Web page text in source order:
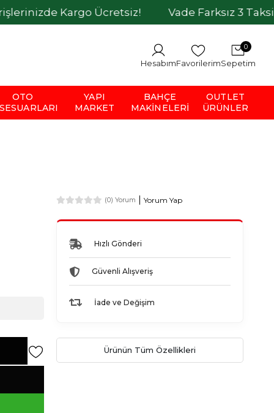
Kargo Ücretsiz! Vade Farksız 3 Taksit İmkanı
HesabımFavorilerim
0
Sepetim
OTO
YAPI
MARKET
BAHÇE
MAKINELERI
OUTLET
ÜRÜNLER
(0) Yorum Yorum Yap
Hızlı Gönderi
Güvenli Alışveriş
İade ve Değişim
Ürünün Tüm Özellikleri